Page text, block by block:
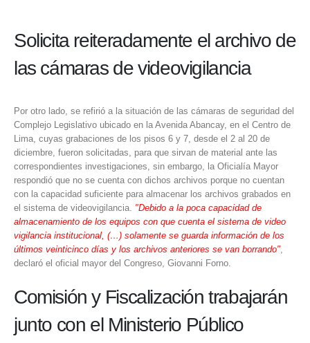
Solicita reiteradamente el archivo de
las cámaras de videovigilancia
Por otro lado, se refirió a la situación de las cámaras de seguridad del
Complejo Legislativo ubicado en la Avenida Abancay, en el Centro de
Lima, cuyas grabaciones de los pisos 6 y 7, desde el 2 al 20 de
diciembre, fueron solicitadas, para que sirvan de material ante las
correspondientes investigaciones, sin embargo, la Oficialía Mayor
respondió que no se cuenta con dichos archivos porque no cuentan
con la capacidad suficiente para almacenar los archivos grabados en
el sistema de videovigilancia. "Debido a la poca capacidad de
almacenamiento de los equipos con que cuenta el sistema de video
vigilancia institucional, (…) solamente se guarda información de los
últimos veinticinco días y los archivos anteriores se van borrando",
declaró el oficial mayor del Congreso, Giovanni Forno.
Comisión y Fiscalización trabajarán
junto con el Ministerio Público